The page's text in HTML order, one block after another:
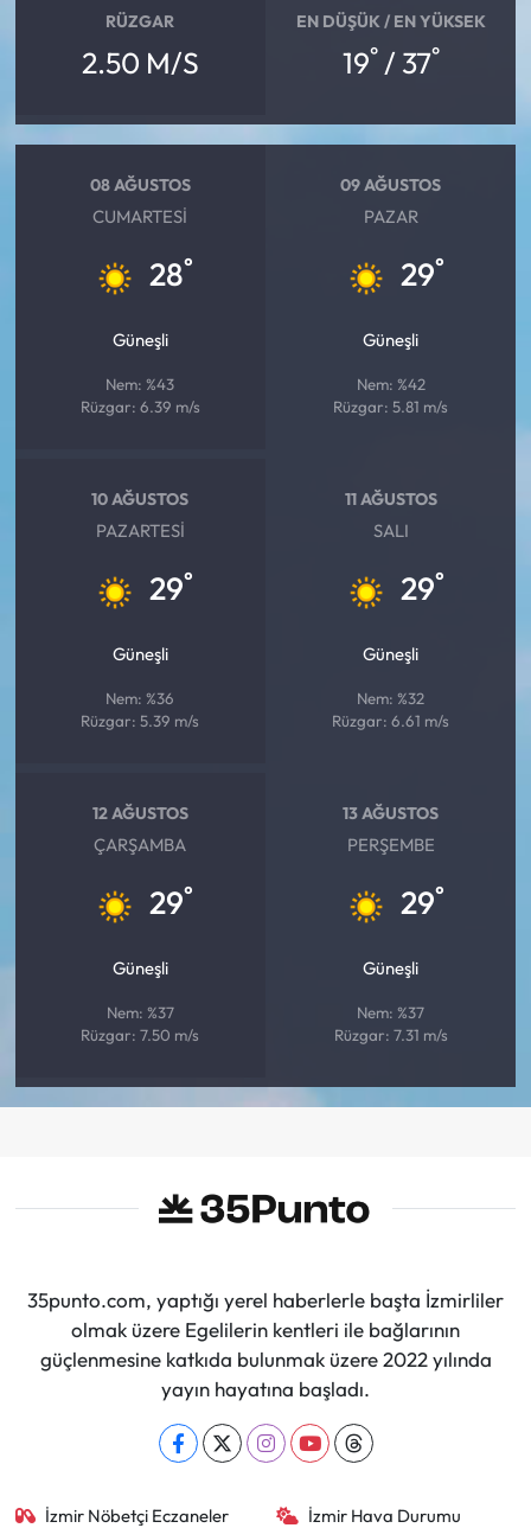
RÜZGAR
2.50 M/S
EN DÜŞÜK / EN YÜKSEK
19°/ 37°
08 AĞUSTOS
CUMARTESI
28°
Güneşli
Nem: %43
Rüzgar: 6.39 m/s
09 AĞUSTOS
PAZAR
29°
Güneşli
Nem: %42
Rüzgar: 5.81 m/s
10 AĞUSTOS
PAZARTESI
29°
Güneşli
Nem: %36
Rüzgar: 5.39 m/s
11 AĞUSTOS
SALI
29°
Güneşli
Nem: %32
Rüzgar: 6.61 m/s
12 AĞUSTOS
ÇARŞAMBA
29°
Güneşli
Nem: %37
Rüzgar: 7.50 m/s
13 AĞUSTOS
PERŞEMBE
29°
Güneşli
Nem: %37
Rüzgar: 7.31 m/s
35punto.com, yaptığı yerel haberlerle başta İzmirliler
olmak üzere Egelilerin kentleri ile bağlarının
güçlenmesine katkıda bulunmak üzere 2022 yılında
yayın hayatına başladı.
İzmir Nöbetçi Eczaneler İzmir Hava Durumu